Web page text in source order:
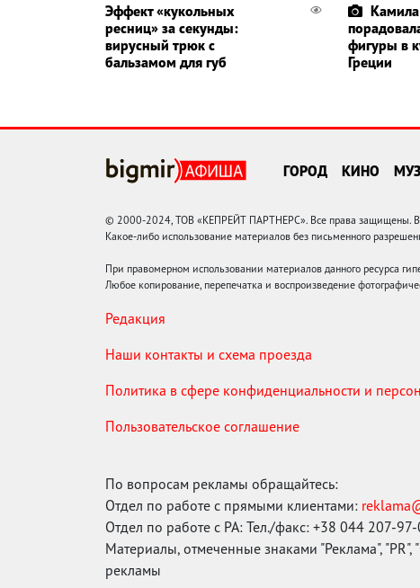
Эффект «кукольных
ресниц» за секунды:
вирусный трюк с
бальзамом для губ
фигуры в
Греции
ГОРОД КИНО
© 2000-2024, ТОВ «КЕПРЕЙТ ПАРТНЕРС». Все права защищены.
Какое-либо использование материалов без письменного
При правомерном использовании материалов данного ресурса
Любое копирование, перепечатка и воспроизведение
Редакция
Наши контакты и схема проезда
Политика в сфере конфиденциальности и
Пользовательское соглашение
По вопросам рекламы обращайтесь:
Отдел по работе с прямыми клиентами:
Отдел по работе с РА: Тел./факс: +38 044 207-
Материалы, отмеченные знаками "Реклама", "PR",
рекламы